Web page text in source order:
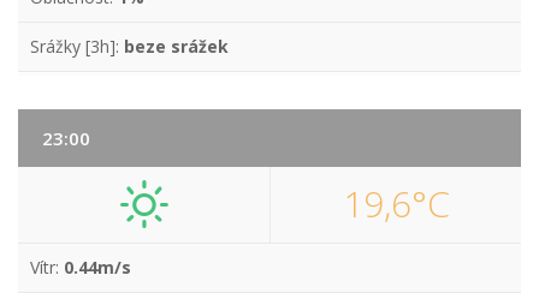
Srážky [3h]: beze srážek
23:00
19,6°C
Vítr: 0.44m/s